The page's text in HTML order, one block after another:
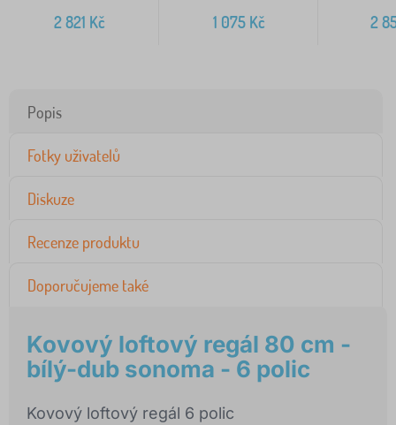
2 821 Kč 1 075Kč 2
Popis
Fotky uživatelů
Diskuze
Recenze produktu
Doporučujeme také
Kovový loftový regál 80 cm -
bílý-dub sonoma - 6 polic
Kovový loftový regál 6 polic